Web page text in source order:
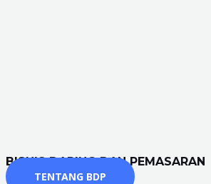
BISNIS DARING DAN PEMASARAN
TENTANG BDP